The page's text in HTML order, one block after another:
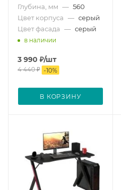
Глубина, мм — 560
Цвет корпуса — серый
Цвет фасада — серый
в наличии
3 990 ₽/шт
4 440₽ -10%
В КОРЗИНУ